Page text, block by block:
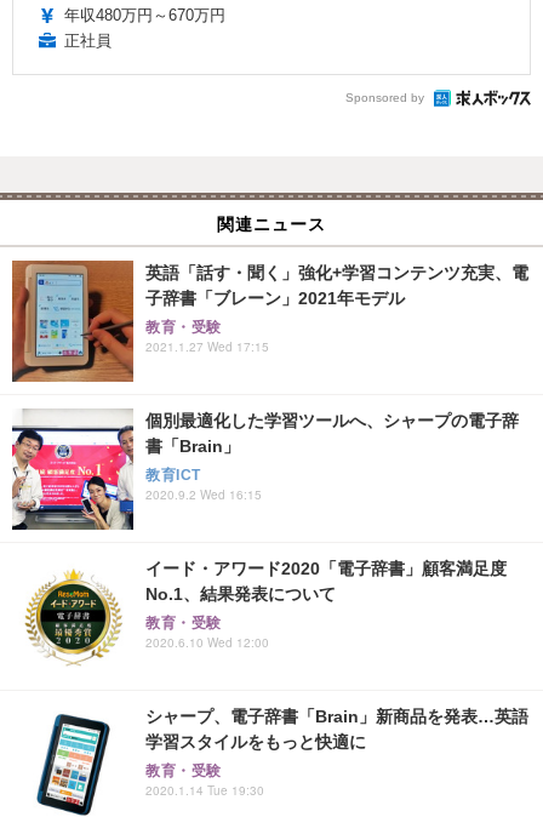
年収480万円～670万円
正社員
Sponsored by
関連ニュース
英語「話す・聞く」強化+学習コンテンツ充実、電
子辞書「ブレーン」2021年モデル
教育・受験
2021.1.27 Wed 17:15
個別最適化した学習ツールへ、シャープの電子辞
書「Brain」
教育ICT
2020.9.2 Wed 16:15
イード・アワード2020「電子辞書」顧客満足度
No.1、結果発表について
教育・受験
2020.6.10 Wed 12:00
シャープ、電子辞書「Brain」新商品を発表…英語
学習スタイルをもっと快適に
教育・受験
2020.1.14 Tue 19:30